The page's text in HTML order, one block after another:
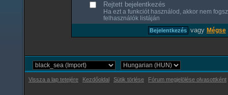
Rejtett bejelentkezés
Ha ezt a funkciót használod, akkor nem
felhasználók listáján
vagy Mégse
Vissza a lap tetejére Kezdőoldal Sütik törlése Fórum megjelölése olvasottként